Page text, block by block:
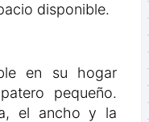
disponible.
en su hogar
pequeño.
el ancho y la